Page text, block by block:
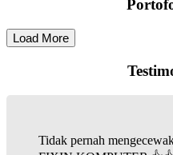
Load More
Tidak pernah